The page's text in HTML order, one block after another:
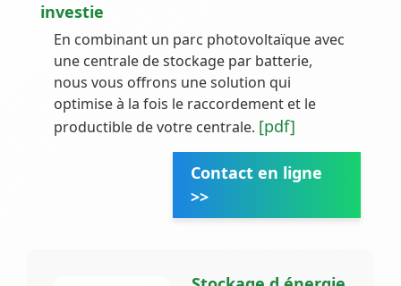
investie
En combinant un parc photovoltaïque avec
une centrale de stockage par batterie,
nous vous offrons une solution qui
optimise à la fois le raccordement et le
productible de votre centrale. [pdf]
Contact en ligne
>>